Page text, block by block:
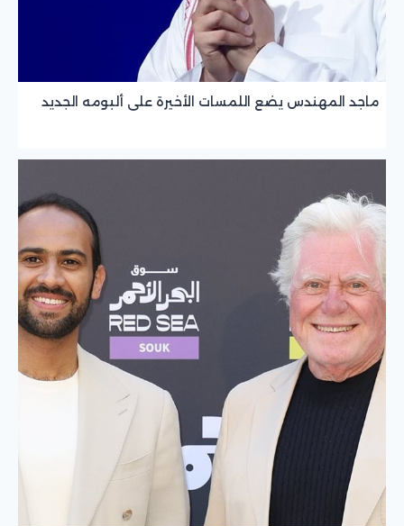
ماجد المهندس يضع اللمسات الأخيرة على ألبومه الجديد